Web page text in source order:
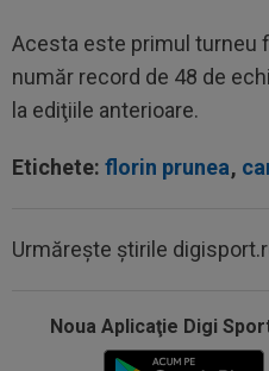
Acesta este primul turneu
număr record de 48 de
la ediţiile anterioare.
Etichete: florin prunea,
Urmărește știrile
Noua Aplicaţie Digi
16:57 EXCLUSIV
Ioan Varga lui Marius Șumudică